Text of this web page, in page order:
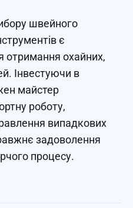
швейного
є
отримання охайних,
Інвестуючи в
майстер
роботу,
випадкових
задоволення
процесу.